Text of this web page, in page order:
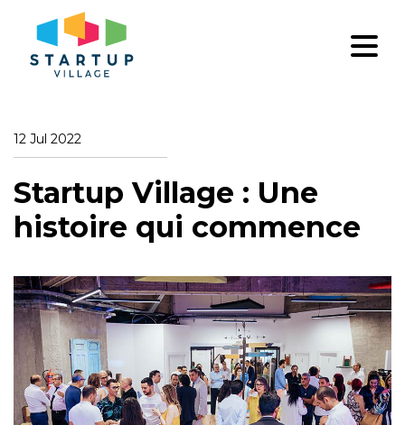
12 Jul 2022
Startup Village : Une
histoire qui commence